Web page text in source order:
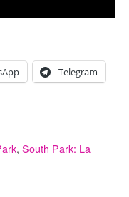
Telegram
, South Park: La